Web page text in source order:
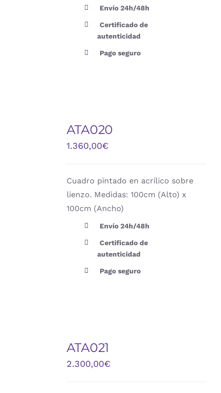
Envío 24h/48h
Certificado de
autenticidad
Pago seguro
ATA020
1.360,00€
Cuadro pintado en acrílico sobre
lienzo. Medidas: 100cm (Alto) x
100cm (Ancho)
Envío 24h/48h
Certificado de
autenticidad
Pago seguro
ATA021
2.300,00€